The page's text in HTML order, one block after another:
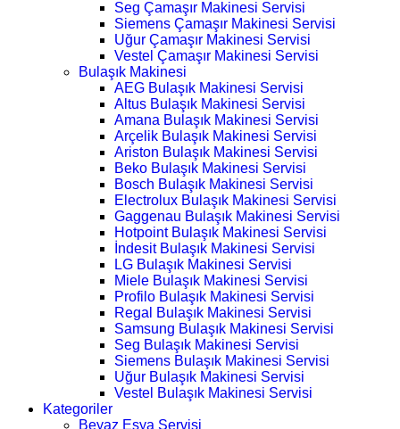
Seg Çamaşır Makinesi Servisi
Siemens Çamaşır Makinesi Servisi
Uğur Çamaşır Makinesi Servisi
Vestel Çamaşır Makinesi Servisi
Bulaşık Makinesi
AEG Bulaşık Makinesi Servisi
Altus Bulaşık Makinesi Servisi
Amana Bulaşık Makinesi Servisi
Arçelik Bulaşık Makinesi Servisi
Ariston Bulaşık Makinesi Servisi
Beko Bulaşık Makinesi Servisi
Bosch Bulaşık Makinesi Servisi
Electrolux Bulaşık Makinesi Servisi
Gaggenau Bulaşık Makinesi Servisi
Hotpoint Bulaşık Makinesi Servisi
İndesit Bulaşık Makinesi Servisi
LG Bulaşık Makinesi Servisi
Miele Bulaşık Makinesi Servisi
Profilo Bulaşık Makinesi Servisi
Regal Bulaşık Makinesi Servisi
Samsung Bulaşık Makinesi Servisi
Seg Bulaşık Makinesi Servisi
Siemens Bulaşık Makinesi Servisi
Uğur Bulaşık Makinesi Servisi
Vestel Bulaşık Makinesi Servisi
Kategoriler
Beyaz Eşya Servisi